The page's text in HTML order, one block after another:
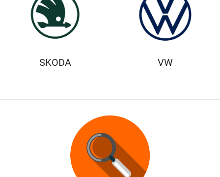
SKODA VW